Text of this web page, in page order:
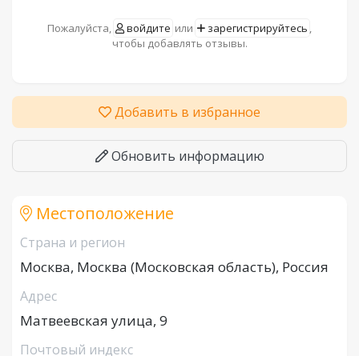
Пожалуйста, войдите или зарегистрируйтесь ,
чтобы добавлять отзывы.
Добавить в избранное
Обновить информацию
Местоположение
Страна и регион
Москва, Москва (Московская область), Россия
Адрес
Матвеевская улица, 9
Почтовый индекс